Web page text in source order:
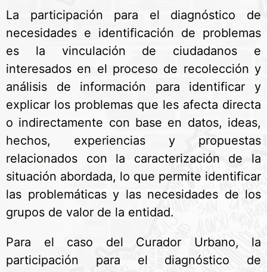
La participación para el diagnóstico de
necesidades e identificación de problemas
es la vinculación de ciudadanos e
interesados en el proceso de recolección y
análisis de información para identificar y
explicar los problemas que les afecta directa
o indirectamente con base en datos, ideas,
hechos, experiencias y propuestas
relacionados con la caracterización de la
situación abordada, lo que permite identificar
las problemáticas y las necesidades de los
grupos de valor de la entidad.
Para el caso del Curador Urbano, la
participación para el diagnóstico de